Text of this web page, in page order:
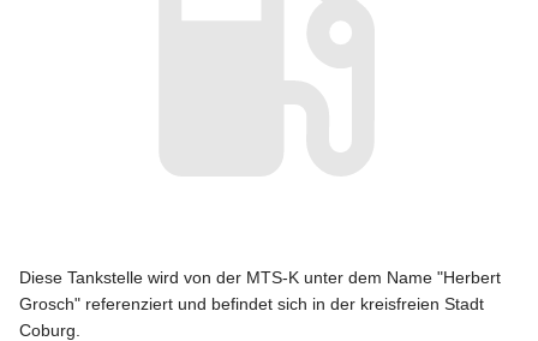
Diese Tankstelle wird von der MTS-K unter dem Name "Herbert
Grosch" referenziert und befindet sich in der kreisfreien Stadt
Coburg.